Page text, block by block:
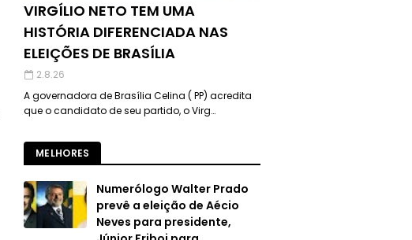
VIRGÍLIO NETO TEM UMA
HISTÓRIA DIFERENCIADA NAS
ELEIÇÕES DE BRASÍLIA
2.8.26
A governadora de Brasília Celina ( PP) acredita
que o candidato de seu partido, o Virg…
MELHORES
Numerólogo Walter Prado
prevê a eleição de Aécio
Neves para presidente,